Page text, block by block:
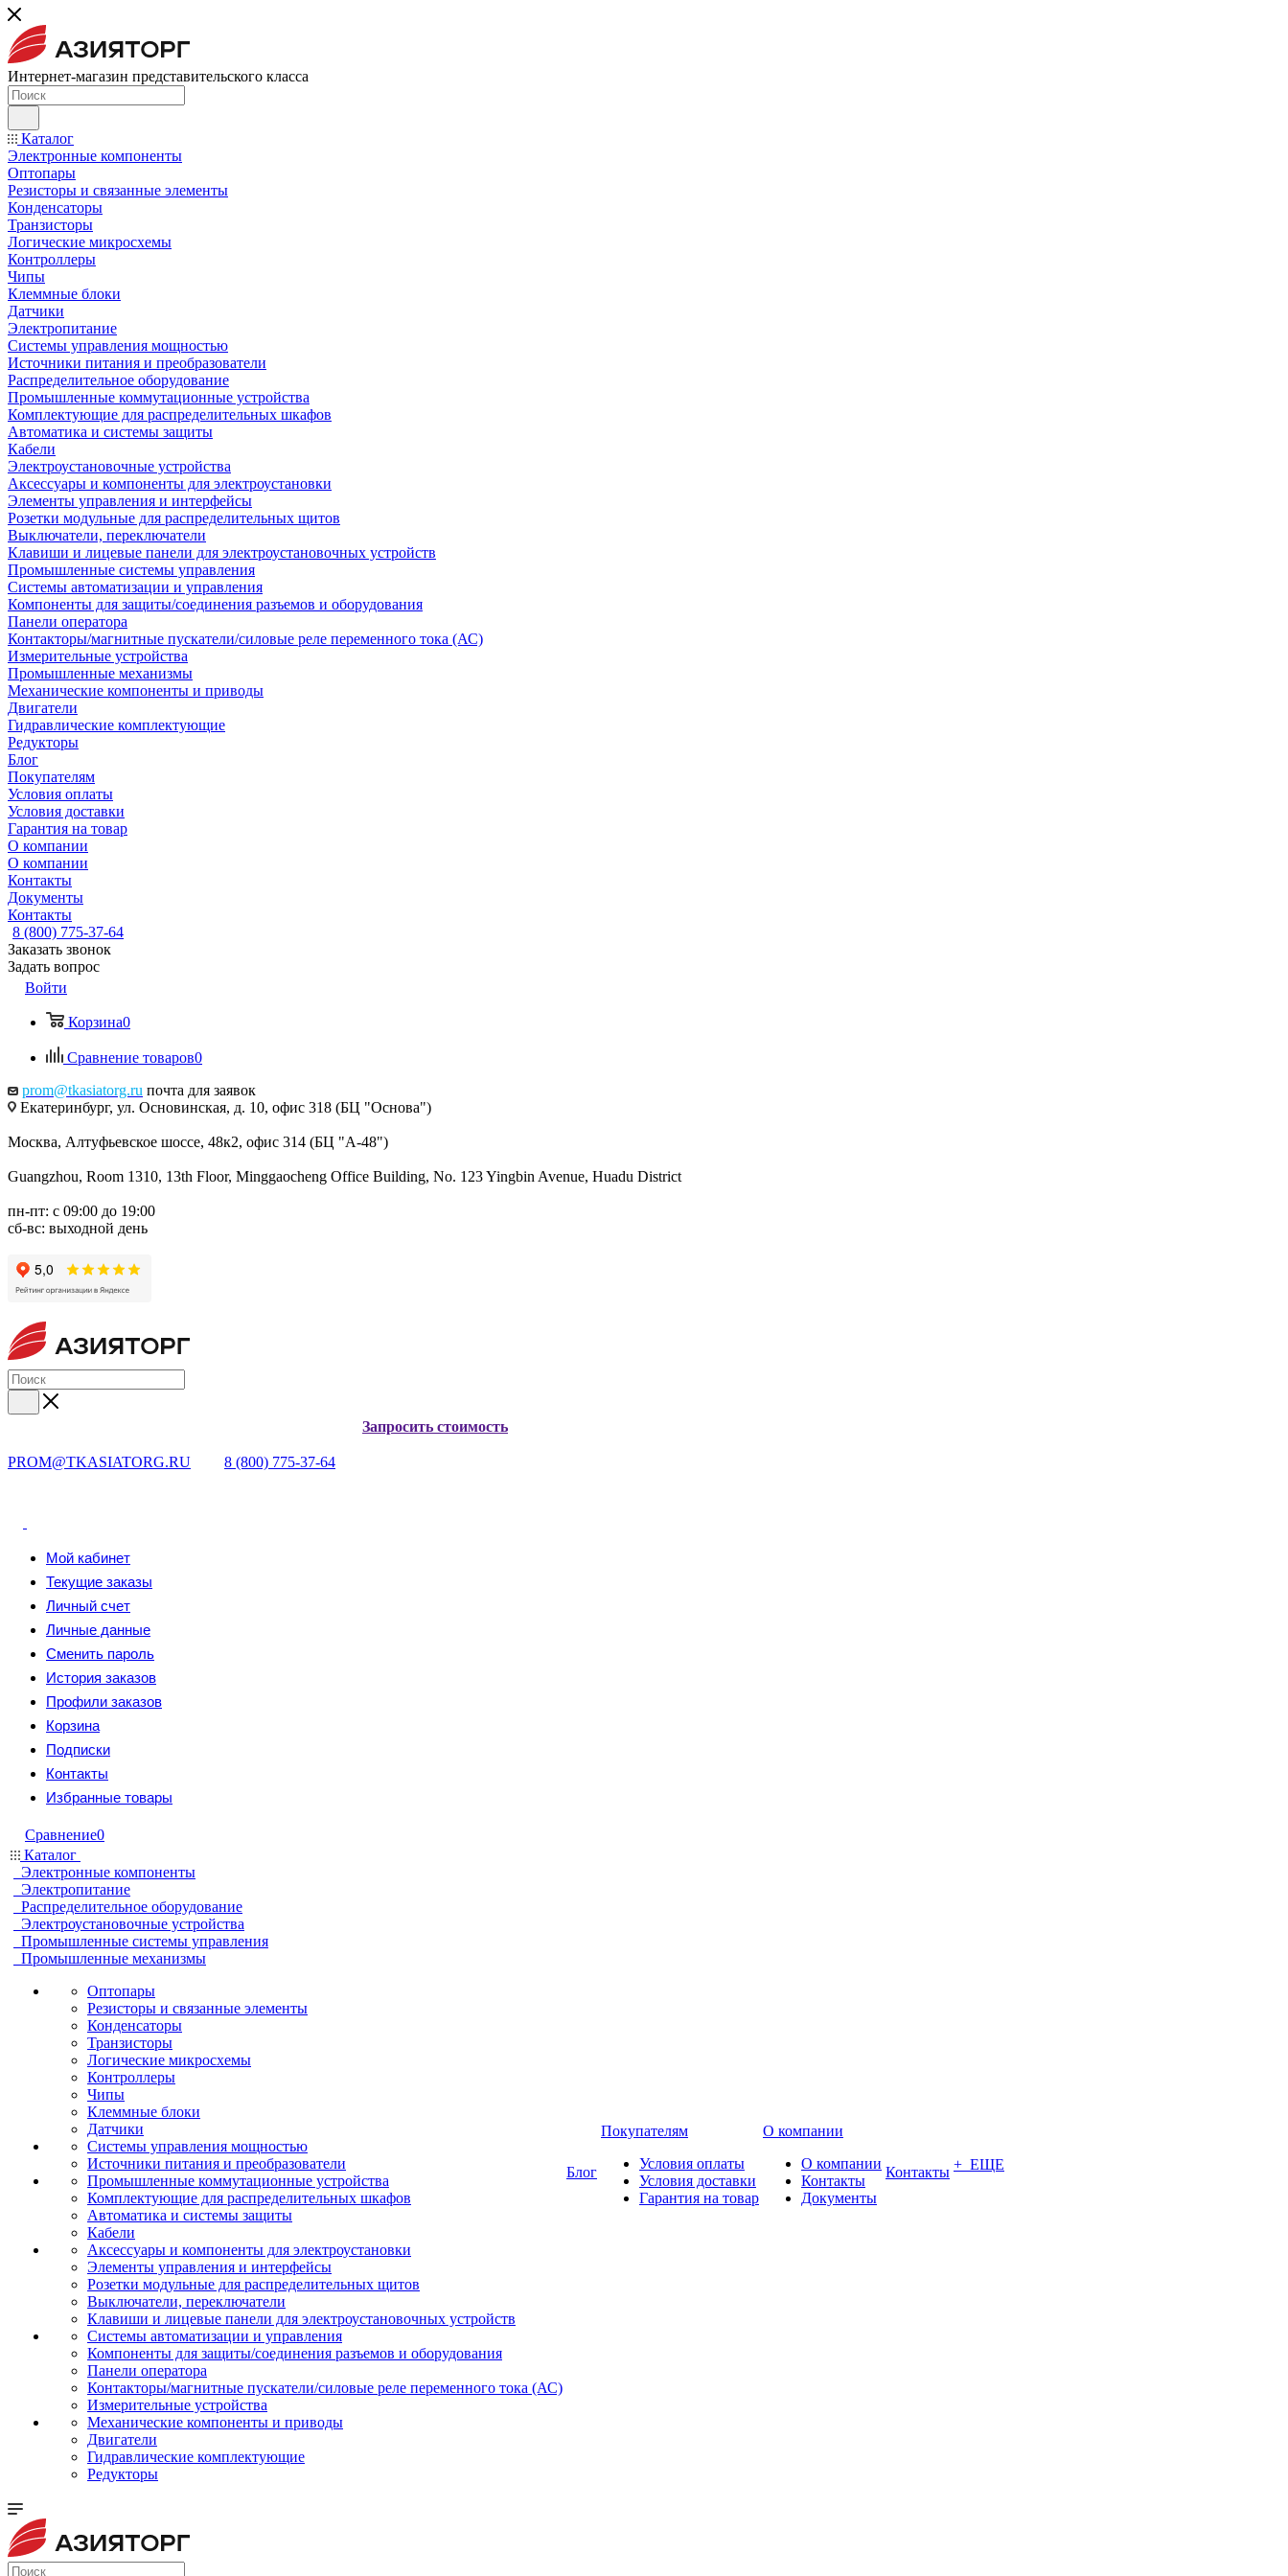
Интернет-магазин представительского класса
Каталог
Электронные компоненты
Оптопары
Резисторы и связанные элементы
Конденсаторы
Транзисторы
Логические микросхемы
Контроллеры
Чипы
Клеммные блоки
Датчики
Электропитание
Системы управления мощностью
Источники питания и преобразователи
Распределительное оборудование
Промышленные коммутационные устройства
Комплектующие для распределительных шкафов
Автоматика и системы защиты
Кабели
Электроустановочные устройства
Аксессуары и компоненты для электроустановки
Элементы управления и интерфейсы
Розетки модульные для распределительных щитов
Выключатели, переключатели
Клавиши и лицевые панели для электроустановочных устройств
Промышленные системы управления
Системы автоматизации и управления
Компоненты для защиты/соединения разъемов и оборудования
Панели оператора
Контакторы/магнитные пускатели/силовые реле переменного тока (АС)
Измерительные устройства
Промышленные механизмы
Механические компоненты и приводы
Двигатели
Гидравлические комплектующие
Редукторы
Блог
Покупателям
Условия оплаты
Условия доставки
Гарантия на товар
О компании
О компании
Контакты
Документы
Контакты
8 (800) 775-37-64
Заказать звонок
Задать вопрос
Войти
Корзина0
Сравнение товаров0
prom@tkasiatorg.ru почта для заявок
Екатеринбург, ул. Основинская, д. 10, офис 318 (БЦ "Основа")
Москва, Алтуфьевское шоссе, 48к2, офис 314 (БЦ "А-48")
Guangzhou, Room 1310, 13th Floor, Minggaocheng Office Building, No. 123 Yingbin Avenue, Huadu District
пн-пт: с 09:00 до 19:00
сб-вс: выходной день
PROM@TKASIATORG.RU 8 (800) 775-37-64
Запросить стоимость
Мой кабинет
Текущие заказы
Личный счет
Личные данные
Сменить пароль
История заказов
Профили заказов
Корзина
Подписки
Контакты
Избранные товары
Сравнение0
Каталог
Электронные компоненты
Электропитание
Распределительное оборудование
Электроустановочные устройства
Промышленные системы управления
Промышленные механизмы
Оптопары
Резисторы и связанные элементы
Конденсаторы
Транзисторы
Логические микросхемы
Контроллеры
Чипы
Клеммные блоки
Датчики
Системы управления мощностью
Источники питания и преобразователи
Промышленные коммутационные устройства
Комплектующие для распределительных шкафов
Автоматика и системы защиты
Кабели
Аксессуары и компоненты для электроустановки
Элементы управления и интерфейсы
Розетки модульные для распределительных щитов
Выключатели, переключатели
Клавиши и лицевые панели для электроустановочных устройств
Системы автоматизации и управления
Компоненты для защиты/соединения разъемов и оборудования
Панели оператора
Контакторы/магнитные пускатели/силовые реле переменного тока (АС)
Измерительные устройства
Механические компоненты и приводы
Двигатели
Гидравлические комплектующие
Редукторы
Блог
Покупателям
Условия оплаты
Условия доставки
Гарантия на товар
О компании
О компании
Контакты
Документы
Контакты + ЕЩЕ